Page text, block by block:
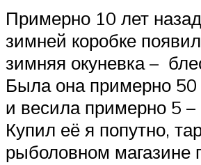
Примерно 10 лет
зимней коробке
зимняя окуневка –
Была она примерно
и весила примерно 5 –
Купил её я попутно,
рыболовном магазине